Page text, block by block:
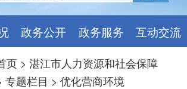
政务公开 政务服务 互动交流
页 >湛江市人力资源和社会保障
专题栏目 >优化营商环境